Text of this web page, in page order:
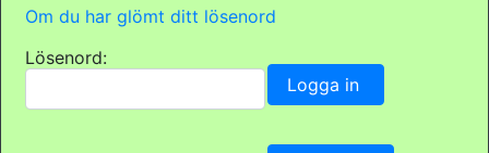
Om du har glömt ditt lösenord
Lösenord: